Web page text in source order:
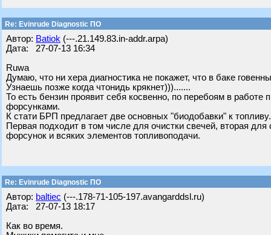
Re: Evinrude Diagnostic ПО
Автор: Batiok (---.21.149.83.in-addr.arpa)
Дата: 27-07-13 16:34
Ruwa
Думаю, что ни хера диагностика не покажет, что в баке
Узнаешь позже когда чтонидь крякнет))).......
То есть бензин проявит себя косвенно, по перебоям в
форсунками.
К стати БРП предлагает две основных "биодобавки" к
Первая подходит в том числе для очистки свечей, вторая
форсунок и всяких элементов топливоподачи.
Re: Evinrude Diagnostic ПО
Автор: baltiec (---.178-71-105-197.avangarddsl.ru)
Дата: 27-07-13 18:17
Как во время.